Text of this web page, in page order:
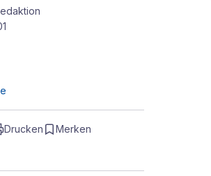
Drucken Merken